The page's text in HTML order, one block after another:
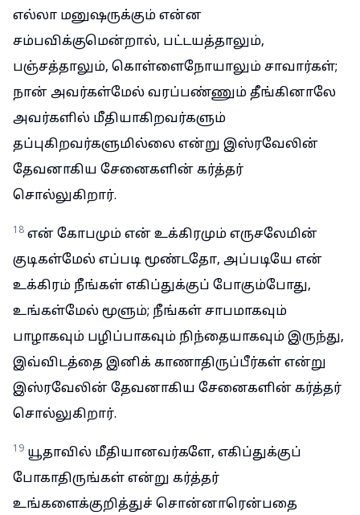
எல்லா மனுஷருக்கும் என்ன
சம்பவிக்குமென்றால், பட்டயத்தாலும்,
பஞ்சத்தாலும், கொள்ளைநோயாலும் சாவார்கள்;
நான் அவர்கள்மேல் வரப்பண்ணும் தீங்கினாலே
அவர்களில் மீதியாகிறவர்களும்
தப்புகிறவர்களுமில்லை என்று இஸ்ரவேலின்
தேவனாகிய சேனைகளின் கர்த்தர்
சொல்லுகிறார்.
18 என் கோபமும் என் உக்கிரமும் எருசலேமின்
குடிகள்மேல் எப்படி மூண்டதோ, அப்படியே என்
உக்கிரம் நீங்கள் எகிப்துக்குப் போகும்போது,
உங்கள்மேல் மூளும்; நீங்கள் சாபமாகவும்
பாழாகவும் பழிப்பாகவும் நிந்தையாகவும் இருந்து,
இவ்விடத்தை இனிக் காணாதிருப்பீர்கள் என்று
இஸ்ரவேலின் தேவனாகிய சேனைகளின் கர்த்தர்
சொல்லுகிறார்.
19 யூதாவில் மீதியானவர்களே, எகிப்துக்குப்
போகாதிருங்கள் என்று கர்த்தர்
உங்களைக்குறித்துச் சொன்னாரென்பதை